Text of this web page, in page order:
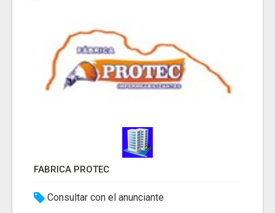
FABRICA PROTEC
Consultar con el anunciante